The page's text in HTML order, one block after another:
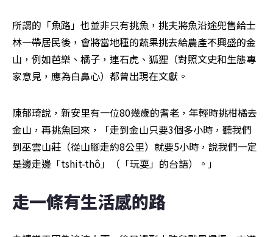
所謂的「魚路」也並非只有挑魚，挑夫將魚沿途兜售給士
林一帶居民後，會將當地種的蔬果挑去給農產不興盛的金
山，例如芭樂、橘子，連石虎、狐狸（對照文史和生態專
家意見，應為白鼻心）都曾出現在文獻。
陳郁琦說，新安里有一位80幾歲的耆老，年輕時挑柑橘去
金山，再挑魚回來，「走到金山只要3個多小時，聽我們
到巫雲山莊（從山腳走約8公里）就要5小時，說我們一定
是邊走邊「tshit-thô」（「玩耍」的台語）。」
走一條有生活感的路